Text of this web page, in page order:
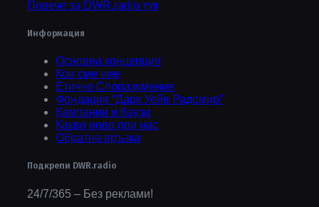
Повече за DWR.radio тук
Информация
Основна концепция
Кои сме ние
Етично Споразумение
Фондация “Дарк Уейв Радомир”
Кампании и Каузи
Какво ново при нас
Обратна връзка
Подкрепи DWR.radio
24/7/365 – Без реклами!